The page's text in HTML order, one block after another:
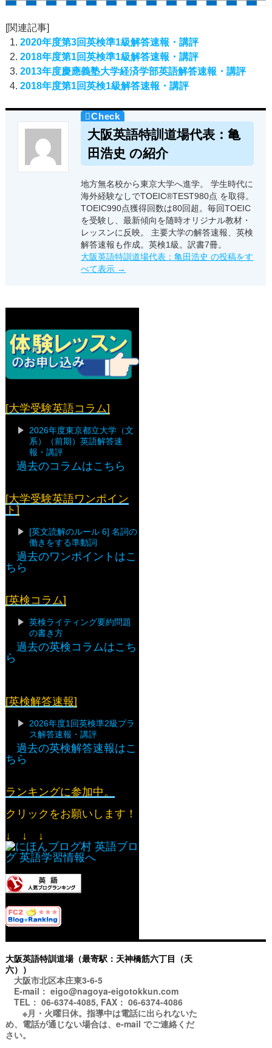
[関連記事]
2020年度第3回英検準1級解答速報・講評
2018年度第1回英検準1級解答速報・講評
2013年度慶應義塾大学経済学部英語解答速報・講評
2018年度第1回英検1級解答速報・講評
大阪英語特訓道場代表：亀
田浩史 の紹介
地方無名校から東京大学へ進学。 学生時代に
海外経験なしでTOEIC®TEST980点 を取得。
TOEIC990点獲得回数は80回超。毎回TOEIC
を受験し、最新傾向を随時オリジナル教材・
レッスンに反映。 主要大学の解答速報、英検
解答速報も作成。英検1級。訳書7冊。
大阪英語特訓道場代表：亀田浩史 の投稿をす
べて表示 →
[大学受験英語コラム]
2026年度東京都立大学（文
系）（前期）英語解答速
報・講評
過去のコラムはこちら
[大学受験英語ワンポイン
ト]
[英文読解のルール 6] 名詞の
働きをする準動詞
過去のワンポイントはこ
ちら
[英検コラム]
英検ライティング要約問題
の書き方
過去の英検コラムはこち
ら
[英検解答速報]
2026年度1回英検準2級プラ
ス解答速報・講評
過去の英検解答速報はこ
ちら
ランキングに参加中。
クリックをお願いします！
↓ ↓ ↓
大阪英語特訓道場（最寄駅：天神橋筋六丁目（天
六））
大阪市北区本庄東3-6-5
E-mail： eigo@nagoya-eigotokkun.com
TEL： 06-6374-4085, FAX： 06-6374-4086
※月・火曜日休。指導中は電話に出られないた
め、電話が通じない場合は、e-mail でご連絡くだ
さい。